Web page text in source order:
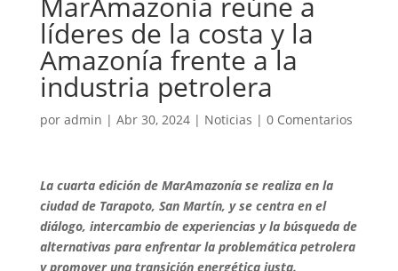
líderes de la costa y la
Amazonía frente a la
industria petrolera
por admin | Abr 30, 2024| Noticias | 0 Comentarios
La cuarta edición de MarAmazonía se realiza en la
ciudad de Tarapoto, San Martín, y se centra en el
diálogo, intercambio de experiencias y la búsqueda de
alternativas para enfrentar la problemática petrolera
y promover una transición energética justa.